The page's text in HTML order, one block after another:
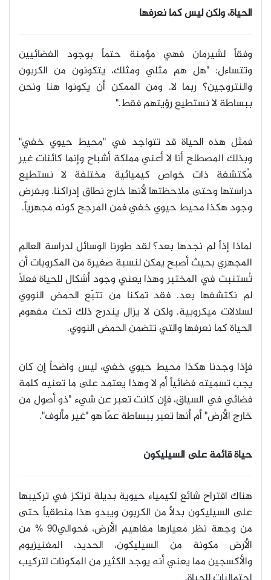
الحياة، ولكن ليس كما نعرفها
وفقاً لشيرمان فهي مؤمنة حتماً بوجود الفضائيين
وتتساءل: "هل هم مثلي ومثلك، يتكونون من الكربون
والنتروجين؟ ربما لا. ومن الممكن أن يكونوا هنا ونحن
ببساطة لا نستطيع رؤيتهم فقط."
فمثل هذه الحياة قد تتواجد في "محيط حيوي خفي"
وبذلك المصطلح أنا لا أعني مملكة أشباح وإنما كائنات غير
مُكتشفة ذات خواص كيميائية مختلفة لا نستطيع
دراستها وحتى ملاحظتها لأنها خارج نطاق إدراكنا. وبفرض
وجود هكذا محيط حيوي خفي فمن المرجح كونه مجهرياً.
لماذا إذاً لم نجدها بعد؟ لقد طورنا الوسائل لدراسة العالم
المجهري بحيث أصبح يمكن لنسبة صغيرة من المكروبات أن
تُستنبت في المختبر وهذا يعني وجود أشكال للحياة فعلاً
لم نكتشفها بعد. فقد تمكنا من تتبّع الحمض النووي
لسلالات ميكروبية. ولكن لا يزال يندرج ذلك تحت مفهوم
الحياة كما نعرفها والتي تتضمن الحمض النووي.
فإذا وجدنا هكذا محيط حيوي خفي، ليس واضحاً إن كان
يجب تسميته فضائياً أم لا وهذا يعتمد على ما تعنيه كلمة
فضائي في السياق، فإن كانت تعبر عن شيء "ذو أصول من
خارج الأرض" أم أنها تعبر ببساطة عمّا هو "غير مألوف".
حياة قائمة على السيليكون
هناك اقتراح شائع لكيمياء حيوية بديلة ترتكز في تركيبها
على السيليكون بدلاً من الكربون ويبدو هذا منطقياً حتى
من وجهة نظر معيارها مفاهيم الأرض، فحوالي90 % من
الأرض مكونة من السيليكون، الحديد، المغنيزيوم
والأكسجين مما يعني أنه يوجد الكثير من المكونات لتركيب